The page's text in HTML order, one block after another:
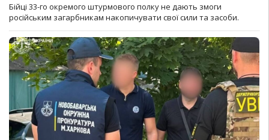
Бійці 33-го окремого штурмового полку не дають змоги
російським загарбникам накопичувати свої сили та засоби.